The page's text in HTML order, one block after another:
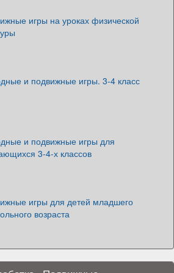
игры на уроках физической
и подвижные игры. 3-4 класс
и подвижные игры для
3-4-х классов
игры для детей младшего
возраста